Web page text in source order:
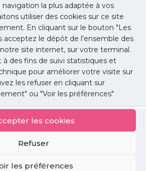
la plus adaptée à vos
utiliser des cookies sur ce site
En cliquant sur le bouton "Les
acceptez le dépôt de l’ensemble des
site internet, sur votre terminal.
à des fins de suivi statistiques et
pour améliorer votre visite sur
les refuser en cliquant sur
ou "Voir les préférences"
les cookies
Refuser
les préférences
med-idf.org/coronavirus-3-
bleu/"]